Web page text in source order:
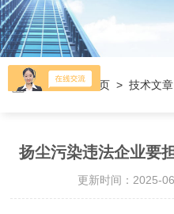
当前位置：首页 >技术文章
扬尘污染违法企业要
更新时间：2025-